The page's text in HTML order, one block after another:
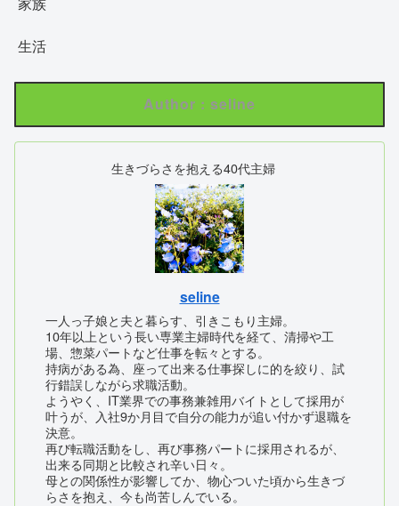
生活
Author : seline
生きづらさを抱える40代主婦
seline
一人っ子娘と夫と暮らす、引きこもり主婦。
10年以上という長い専業主婦時代を経て、清掃や工
場、惣菜パートなど仕事を転々とする。
持病がある為、座って出来る仕事探しに的を絞り、試
行錯誤しながら求職活動。
ようやく、IT業界での事務兼雑用バイトとして採用が
叶うが、入社9か月目で自分の能力が追い付かず退職を
決意。
再び転職活動をし、再び事務パートに採用されるが、
出来る同期と比較され辛い日々。
母との関係性が影響してか、物心ついた頃から生きづ
らさを抱え、今も尚苦しんでいる。